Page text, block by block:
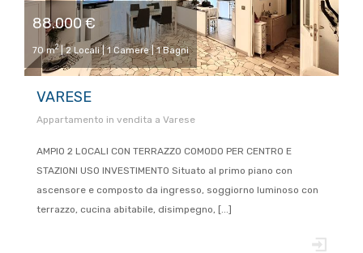
88.000 €
70 m2 | 2 Locali | 1 Camere | 1 Bagni
VARESE
Appartamento in vendita a Varese
AMPIO 2 LOCALI CON TERRAZZO COMODO PER CENTRO E
STAZIONI USO INVESTIMENTO Situato al primo piano con
ascensore e composto da ingresso, soggiorno luminoso con
terrazzo, cucina abitabile, disimpegno, [...]